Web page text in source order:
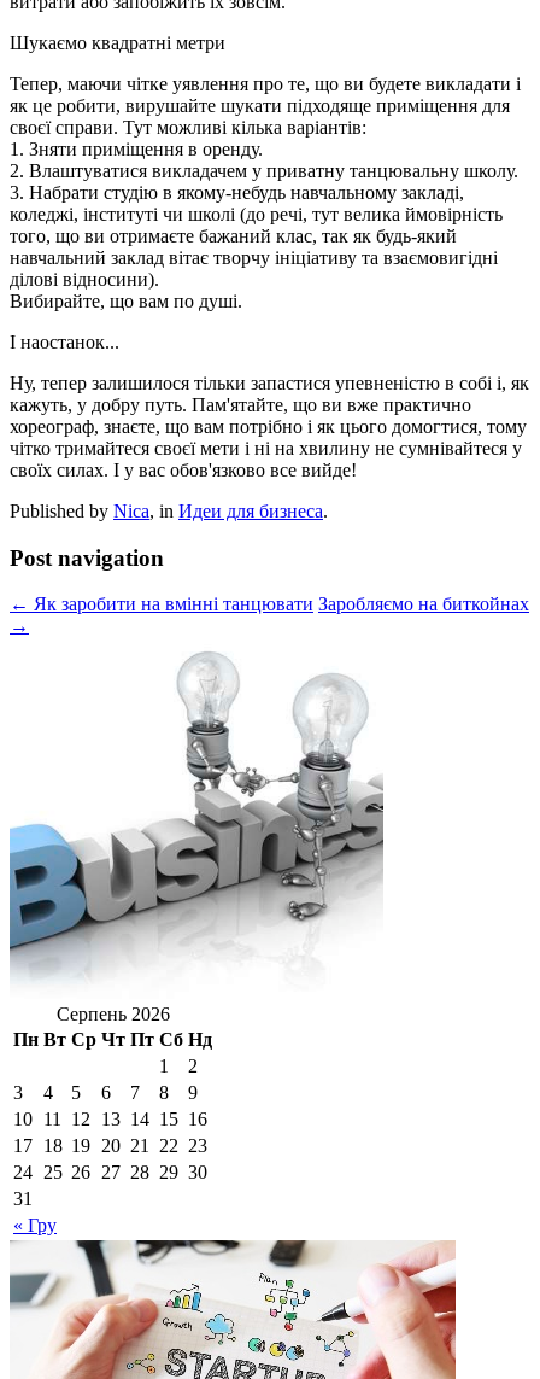
Шукаємо квадратні метри
Тепер, маючи чітке уявлення про те, що ви будете викладати і
як це робити, вирушайте шукати підходяще приміщення для
своєї справи. Тут можливі кілька варіантів:
1. Зняти приміщення в оренду.
2. Влаштуватися викладачем у приватну танцювальну школу.
3. Набрати студію в якому-небудь навчальному закладі,
коледжі, інституті чи школі (до речі, тут велика ймовірність
того, що ви отримаєте бажаний клас, так як будь-який
навчальний заклад вітає творчу ініціативу та взаємовигідні
ділові відносини).
Вибирайте, що вам по душі.
І наостанок...
Ну, тепер залишилося тільки запастися упевненістю в собі і, як
кажуть, у добру путь. Пам'ятайте, що ви вже практично
хореограф, знаєте, що вам потрібно і як цього домогтися, тому
чітко тримайтеся своєї мети і ні на хвилину не сумнівайтеся у
своїх силах. І у вас обов'язково все вийде!
Published by Nica, in Идеи для бизнеса.
Post navigation
← Як заробити на вмінні танцювати Заробляємо на биткойнах
→
Серпень 2026
Пн Вт Ср Чт Пт Сб Нд
« Гру
1
2
3
4 5 6 7 8
9
10 11 12 13 14 15 16
17 18 19 20 21 22 23
24 25 26 27 28 29 30
31